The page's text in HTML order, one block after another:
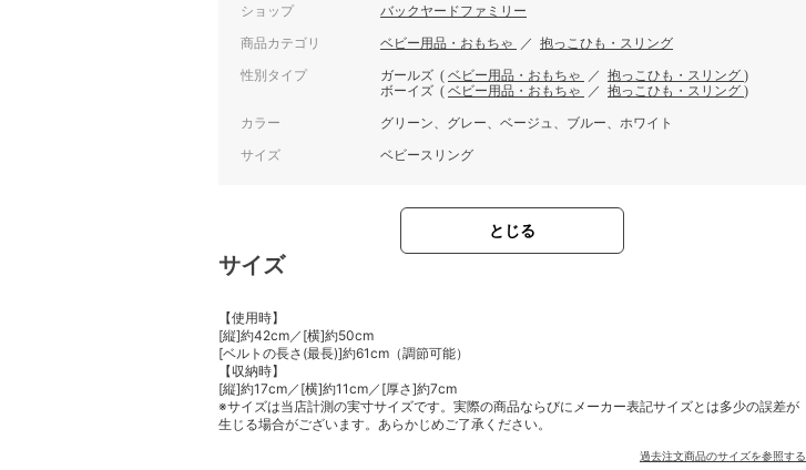
ショップ バックヤードファミリー
商品カテゴリ ベビー用品・おもちゃ ／ 抱っこひも・スリング
性別タイプ ガールズ ( ベビー用品・おもちゃ ／ 抱っこひも・スリング )
ボーイズ ( ベビー用品・おもちゃ ／ 抱っこひも・スリング )
カラー グリーン、グレー、ベージュ、ブルー、ホワイト
サイズ ベビースリング
とじる
サイズ
【使用時】
[縦]約42cm／[横]約50cm
[ベルトの長さ(最長)]約61cm（調節可能）
【収納時】
[縦]約17cm／[横]約11cm／[厚さ]約7cm
※サイズは当店計測の実寸サイズです。実際の商品ならびにメーカー表記サイズとは多少の誤差が
生じる場合がございます。あらかじめご了承ください。
過去注文商品のサイズを参照する